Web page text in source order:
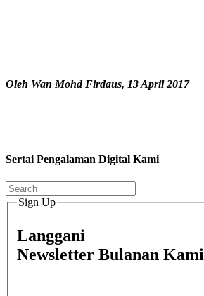
Oleh Wan Mohd Firdaus, 13 April 2017
Sertai Pengalaman Digital Kami
Sign Up
Langgani
Newsletter Bulanan Kami